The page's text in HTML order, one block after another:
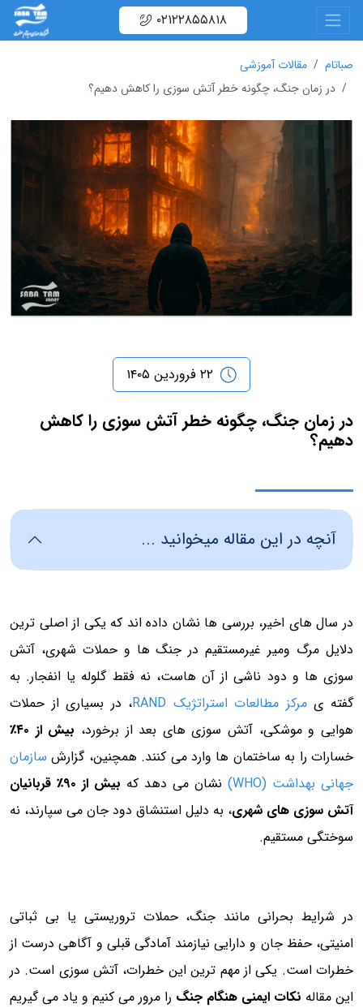
۰۲۱۲۲۸۵۵۸۱۸
صباتام
مقالات آموزشی
در زمان جنگ، چگونه خطر آتش سوزی را کاهش دهیم؟
در زمان جنگ، چگونه خطر آتش سوزی را کاهش
دهیم؟
۲۲ فروردین ۱۴۰۵
آنچه در این مقاله میخوانید ...
در سال های اخیر، بررسی ها نشان داده اند که یکی از اصلی ترین
دلایل مرگ ومیر غیرمستقیم در جنگ ها و حملات شهری، آتش
سوزی ها و دود ناشی از آن هاست، نه فقط گلوله یا انفجار. به
گفته یمرکز مطالعات استراتژیک RAND
، در بسیاری از حملات
هوایی و موشکی، آتش سوزی های بعد از برخورد، بیش از ۴۰٪
خسارات را به ساختمان ها وارد می کنند. همچنین، گزارش سازمان
جهانی بهداشت (WHO)
نشان می دهد که
بیش از ۹۰٪ قربانیان
آتش سوزی های شهری، به دلیل استنشاق دود جان می سپارند، نه
سوختگی مستقیم.
در شرایط بحرانی مانند جنگ، حملات تروریستی یا بی ثباتی
امنیتی، حفظ جان و دارایی نیازمند آمادگی قبلی و آگاهی درست از
خطرات است. یکی از مهم ترین این خطرات، آتش سوزی است. در
این مقاله نکات ایمنی هنگام جنگ را مرور می کنیم و یاد می گیریم